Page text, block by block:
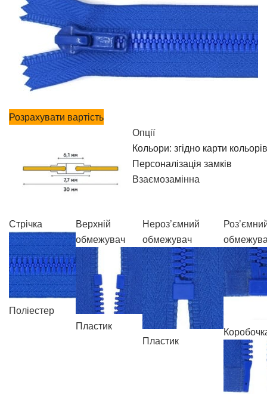
Опції
Кольори: згідно карти
Персоналізація замків
Взаємозамінна
Стрічка
Поліестер
Верхній
обмежувач
Пластик
Нероз’ємний
обмежувач
Пластик
Розрахувати вартість